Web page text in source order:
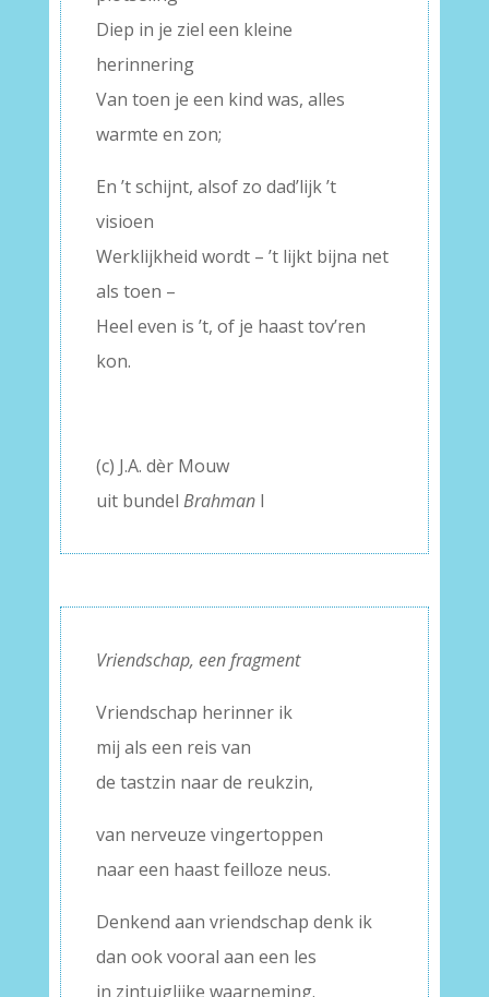
Diep in je ziel een kleine
herinnering
Van toen je een kind was, alles
warmte en zon;
En ’t schijnt, alsof zo dad’lijk ’t
visioen
Werklijkheid wordt – ’t lijkt bijna net
als toen –
Heel even is ’t, of je haast tov’ren
kon.
(c) J.A. dèr Mouw
uit bundel BrahmanI
Vriendschap, een fragment
Vriendschap herinner ik
mij als een reis van
de tastzin naar de reukzin,
van nerveuze vingertoppen
naar een haast feilloze neus.
Denkend aan vriendschap denk ik
dan ook vooral aan een les
in zintuiglijke waarneming.